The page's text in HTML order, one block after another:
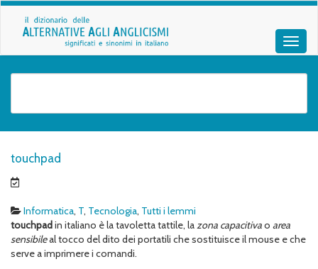
touchpad
Informatica, T, Tecnologia, Tutti i lemmi
touchpadin italiano è la tavoletta tattile, lazona capacitivao area
sensibileal tocco del dito dei portatili che sostituisce il mouse e che
serve a imprimere i comandi.